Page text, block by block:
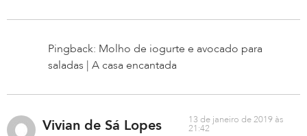
Pingback: Molho de iogurte e avocado para
saladas | A casa encantada
Vivian de Sá Lopes
13 de janeiro de 2019 às
21:42